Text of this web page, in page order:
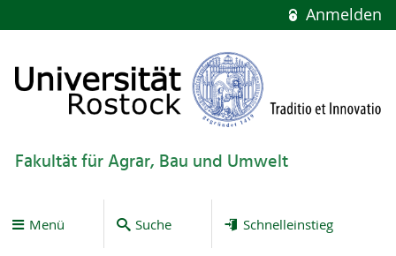
Anmelden
Fakultät für Agrar, Bau und Umwelt
Menü Suche Schnelleinstieg